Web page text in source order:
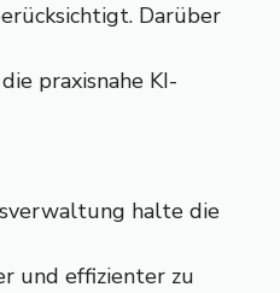
Darüber
praxisnahe KI-
halte die
und effizienter zu